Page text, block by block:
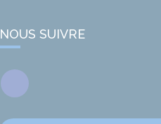
NOUS SUIVRE
Facebook